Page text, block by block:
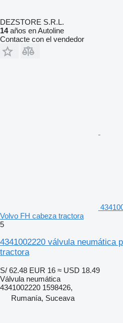
DEZSTORE S.R.L.
14años en Autoline
Contacte con el vendedor
Volvo FH cabeza tractora
5
4341002220 válvula neumática
tractora
S/ 62.48 EUR 16 ≈ USD 18.49
Válvula neumática
4341002220 1598426,
Rumanía, Suceava